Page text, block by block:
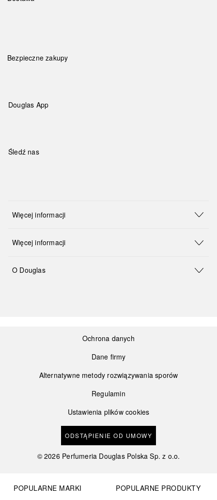
Bezpieczne zakupy
Douglas App
Śledź nas
Więcej informacji
Więcej informacji
O Douglas
Ochrona danych
Dane firmy
Alternatywne metody rozwiązywania sporów
Regulamin
Ustawienia plików cookies
ODSTĄPIENIE OD UMOWY
©2026 Perfumeria Douglas Polska Sp. z o.o.
POPULARNE MARKI
POPULARNE PRODUKTY